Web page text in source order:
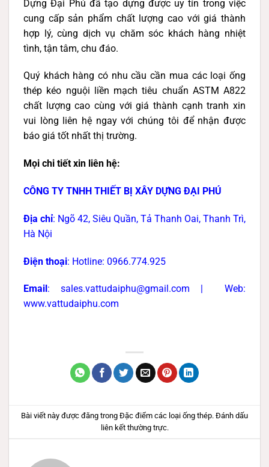
Dựng Đại Phú đã tạo dựng được uy tín trong việc
cung cấp sản phẩm chất lượng cao với giá thành
hợp lý, cùng dịch vụ chăm sóc khách hàng nhiệt
tình, tận tâm, chu đáo.
Quý khách hàng có nhu cầu cần mua các loại ống
thép kéo nguội liền mạch tiêu chuẩn ASTM A822
chất lượng cao cùng với giá thành cạnh tranh xin
vui lòng liên hệ ngay với chúng tôi để nhận được
báo giá tốt nhất thị trường.
Mọi chi tiết xin liên hệ:
CÔNG TY TNHH THIẾT BỊ XÂY DỰNG ĐẠI PHÚ
Địa chỉ: Ngõ 42, Siêu Quần, Tả Thanh Oai, Thanh Trì,
Hà Nội
Điện thoại: Hotline: 0966.774.925
Email : sales.vattudaiphu@gmail.com |
Web:
www.vattudaiphu.com
Bài viết này được đăng trong Đặc điểm các loại ống thép. Đánh dấu
liên kết thường trực.